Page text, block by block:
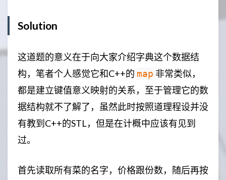
Solution
这道题的意义在于向大家介绍字典这个数据结
构，笔者个人感觉它和C++的 map 非常类似，
都是建立键值意义映射的关系，至于管理它的数
据结构就不了解了，虽然此时按照道理程设并没
有教到C++的STL，但是在计概中应该有见到
过。
首先读取所有菜的名字，价格跟份数，随后再按